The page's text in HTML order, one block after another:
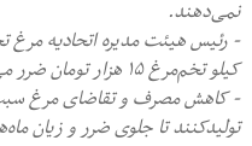
نمی‌دهند.
- رئیس هیئت مدیره اتحادیه مرغ
کیلو تخم‌مرغ ۱۵ هزار تومان ضرر می‌کنند.
- کاهش مصرف و تقاضای مرغ
تولیدکنند تا جلوی ضرر و زیان